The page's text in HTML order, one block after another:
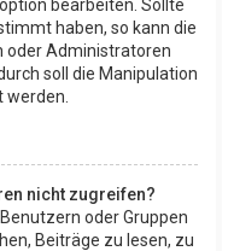
bearbeiten. Sollte
haben, so kann die
oder Administratoren
soll die Manipulation
nicht zugreifen?
oder Gruppen
Beiträge zu lesen, zu